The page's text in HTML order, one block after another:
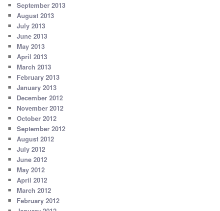
September 2013
August 2013
July 2013
June 2013
May 2013
April 2013
March 2013
February 2013
January 2013
December 2012
November 2012
October 2012
September 2012
August 2012
July 2012
June 2012
May 2012
April 2012
March 2012
February 2012